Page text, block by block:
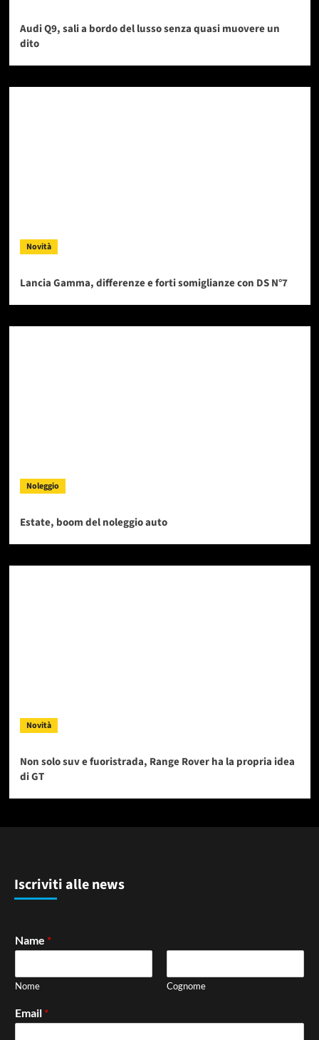
Audi Q9, sali a bordo del lusso senza quasi muovere un
dito
Novità
Lancia Gamma, differenze e forti somiglianze con DS N°7
Noleggio
Estate, boom del noleggio auto
Novità
Non solo suv e fuoristrada, Range Rover ha la propria idea
di GT
Iscriviti alle news
Name *
Nome Cognome
Email *